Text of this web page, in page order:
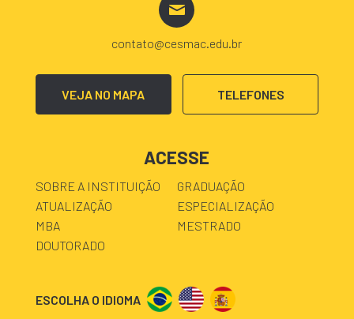
contato@cesmac.edu.br
VEJA NO MAPA TELEFONES
ACESSE
SOBRE A INSTITUIÇÃO
GRADUAÇÃO
ATUALIZAÇÃO
ESPECIALIZAÇÃO
MBA
MESTRADO
DOUTORADO
ESCOLHA O IDIOMA